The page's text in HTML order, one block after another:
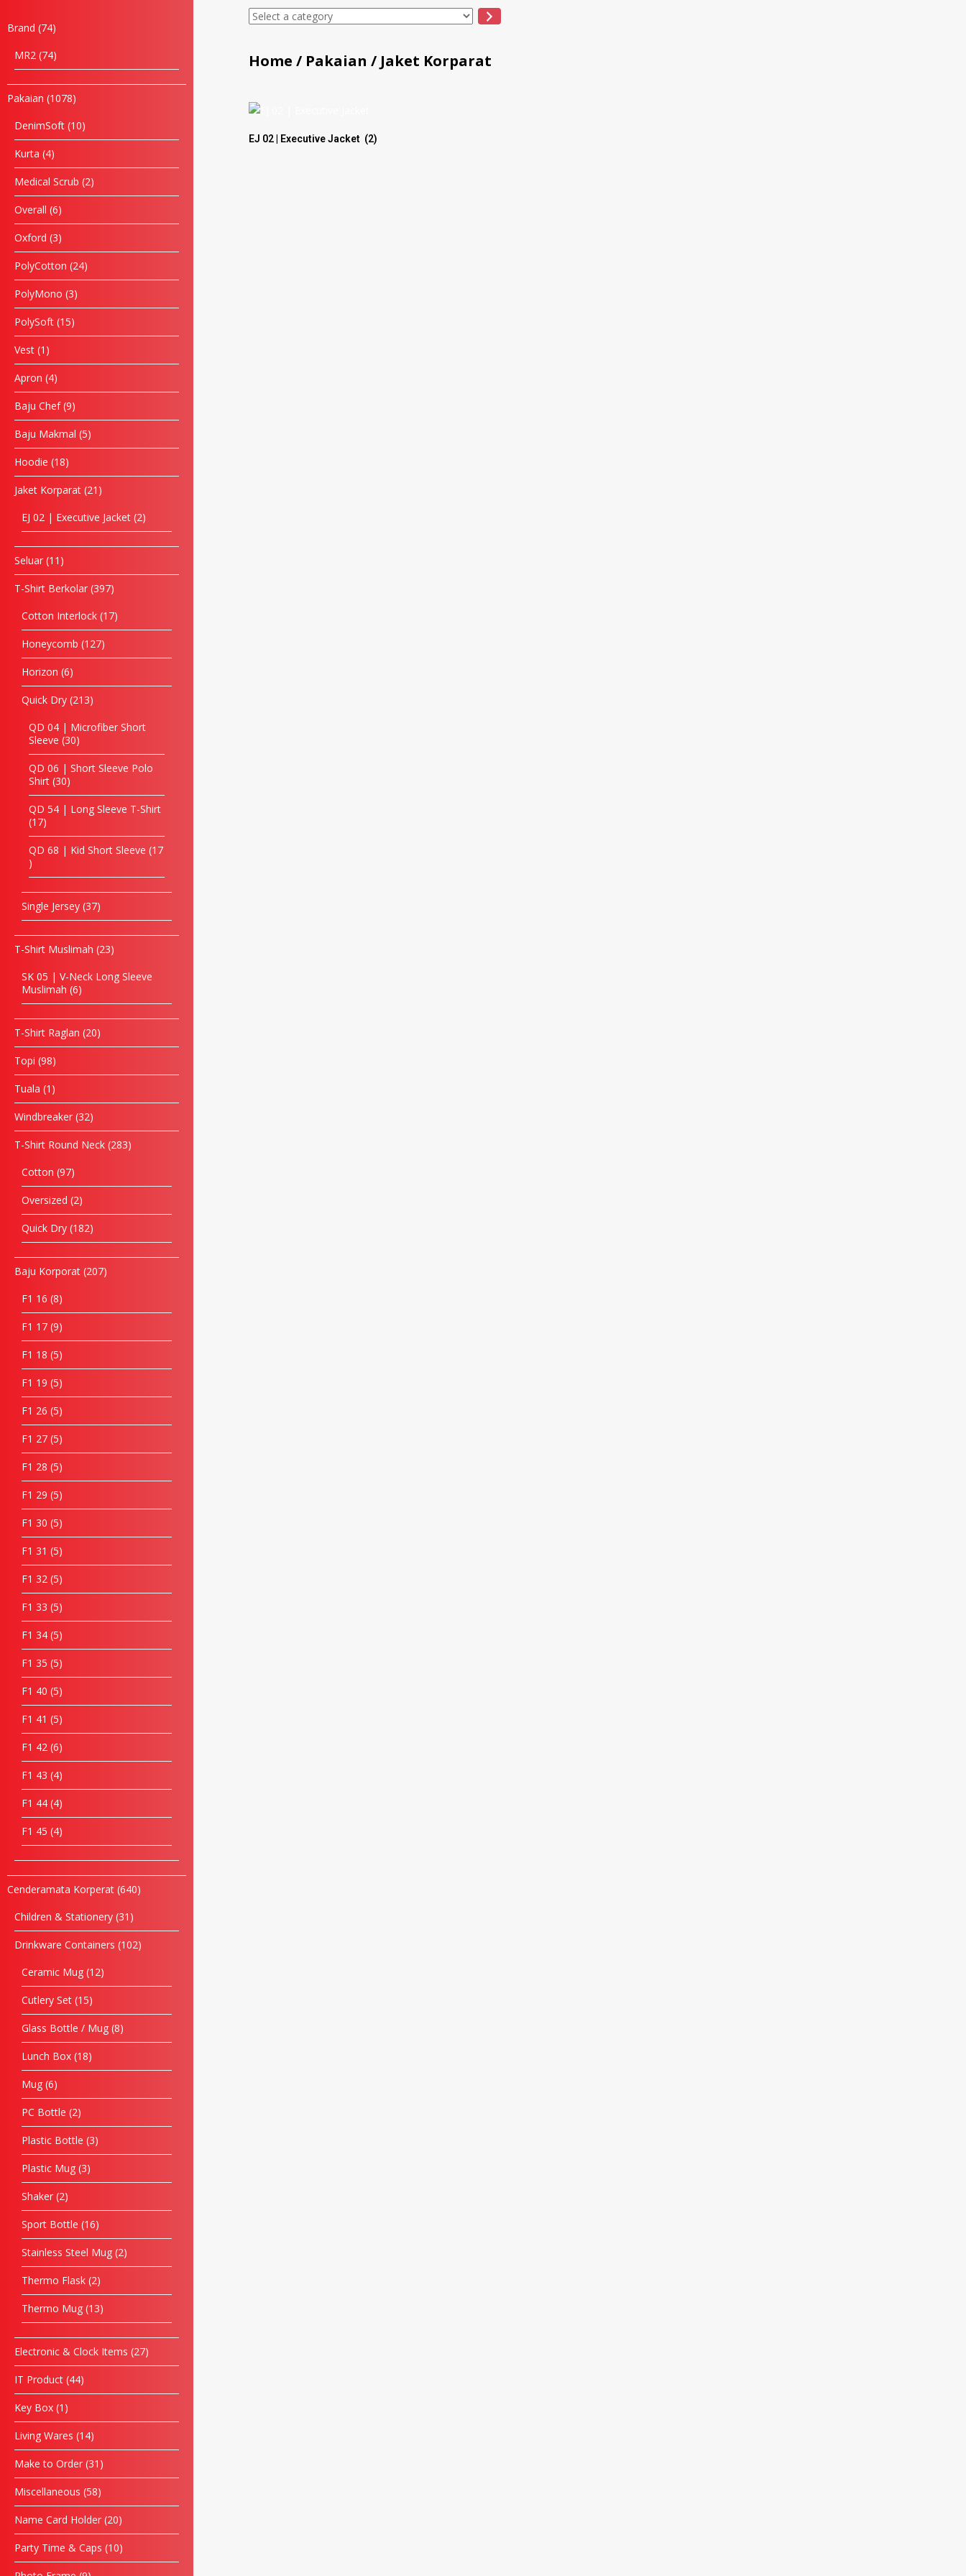
Brand 74
MR2 74
Pakaian 1078
DenimSoft 10
Kurta 4
Medical Scrub 2
Overall 6
Oxford 3
PolyCotton 24
PolyMono 3
PolySoft 15
Vest 1
Apron 4
Baju Chef 9
Baju Makmal 5
Hoodie 18
Jaket Korparat 21
EJ 02 | Executive Jacket 2
Seluar 11
T-Shirt Berkolar 397
Cotton Interlock 17
Honeycomb 127
Horizon 6
Quick Dry 213
QD 04 | Microfiber Short
Sleeve 30
QD 06 | Short Sleeve Polo
Shirt 30
QD 54 | Long Sleeve T-Shirt
17
QD 68 | Kid Short Sleeve 17
Single Jersey 37
T-Shirt Muslimah 23
SK 05 | V-Neck Long Sleeve
Muslimah 6
T-Shirt Raglan 20
Topi 98
Tuala 1
Windbreaker 32
T-Shirt Round Neck 283
Cotton 97
Oversized 2
Quick Dry 182
Baju Korporat 207
F1 16 8
F1 17 9
F1 18 5
F1 19 5
F1 26 5
F1 27 5
F1 28 5
F1 29 5
F1 30 5
F1 31 5
F1 32 5
F1 33 5
F1 34 5
F1 35 5
F1 40 5
F1 41 5
F1 42 6
F1 43 4
F1 44 4
F1 45 4
Cenderamata Korperat 640
Children & Stationery 31
Drinkware Containers 102
Ceramic Mug 12
Cutlery Set 15
Glass Bottle / Mug 8
Lunch Box 18
Mug 6
PC Bottle 2
Plastic Bottle 3
Plastic Mug 3
Shaker 2
Sport Bottle 16
Stainless Steel Mug 2
Thermo Flask 2
Thermo Mug 13
Electronic & Clock Items 27
IT Product 44
Key Box 1
Living Wares 14
Make to Order 31
Miscellaneous 58
Name Card Holder 20
Party Time & Caps 10
Home / Pakaian / Jaket Korparat
EJ 02 | Executive Jacket (2)